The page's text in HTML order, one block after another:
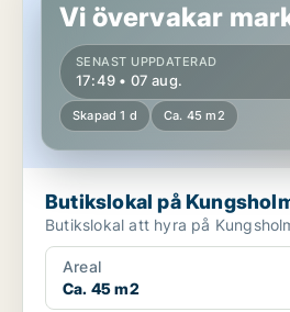
Vi övervakar
SENAST UPPDATERAD
17:49 • 07 aug.
Skapad 1 d Ca. 45 m2
Butikslokal på
Butikslokal att hyra på
Areal
Ca. 45 m2